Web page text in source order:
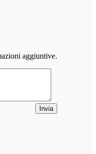
aggiuntive.
Invia